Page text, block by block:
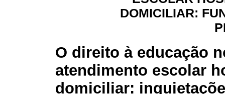
DOMICILIAR:
O direito à educação
atendimento escolar
domiciliar: